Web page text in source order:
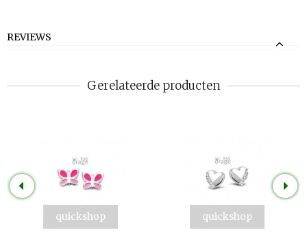
REVIEWS
Gerelateerde producten
quickshop quickshop